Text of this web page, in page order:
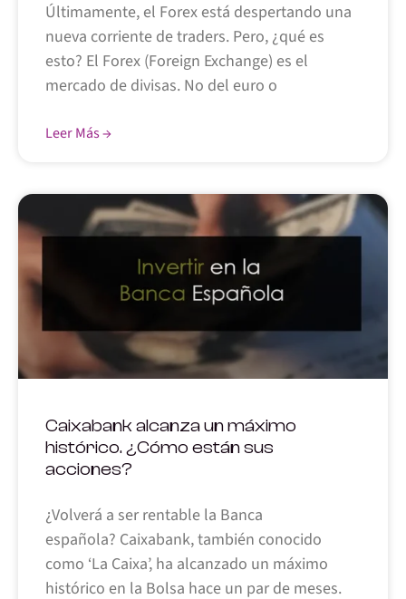
Últimamente, el Forex está despertando una
nueva corriente de traders. Pero, ¿qué es
esto? El Forex (Foreign Exchange) es el
mercado de divisas. No del euro o
Leer Más →
Caixabank alcanza un máximo
histórico. ¿Cómo están sus
acciones?
¿Volverá a ser rentable la Banca
española? Caixabank, también conocido
como ‘La Caixa’, ha alcanzado un máximo
histórico en la Bolsa hace un par de meses.